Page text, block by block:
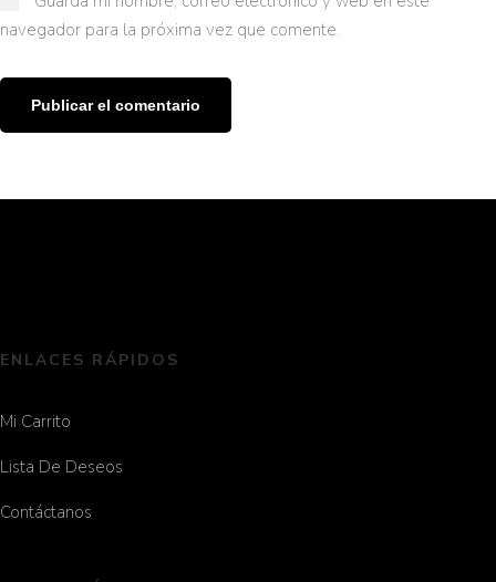
navegador para la próxima vez que comente.
ENLACES RÁPIDOS
Mi Carrito
Lista De Deseos
Contáctanos